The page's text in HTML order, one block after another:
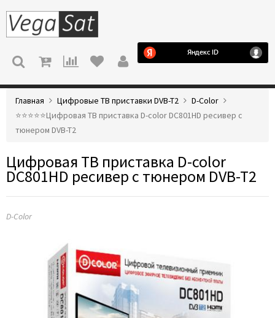
МЕНЮ
Главная Цифровые ТВ приставки DVB-T2
D-Color
⭐️⭐️⭐️⭐️⭐️Цифровая ТВ приставка D-color DC801HD ресивер с
тюнером DVB-T2
Цифровая ТВ приставка D-color
DC801HD ресивер с тюнером DVB-T2
D-Color